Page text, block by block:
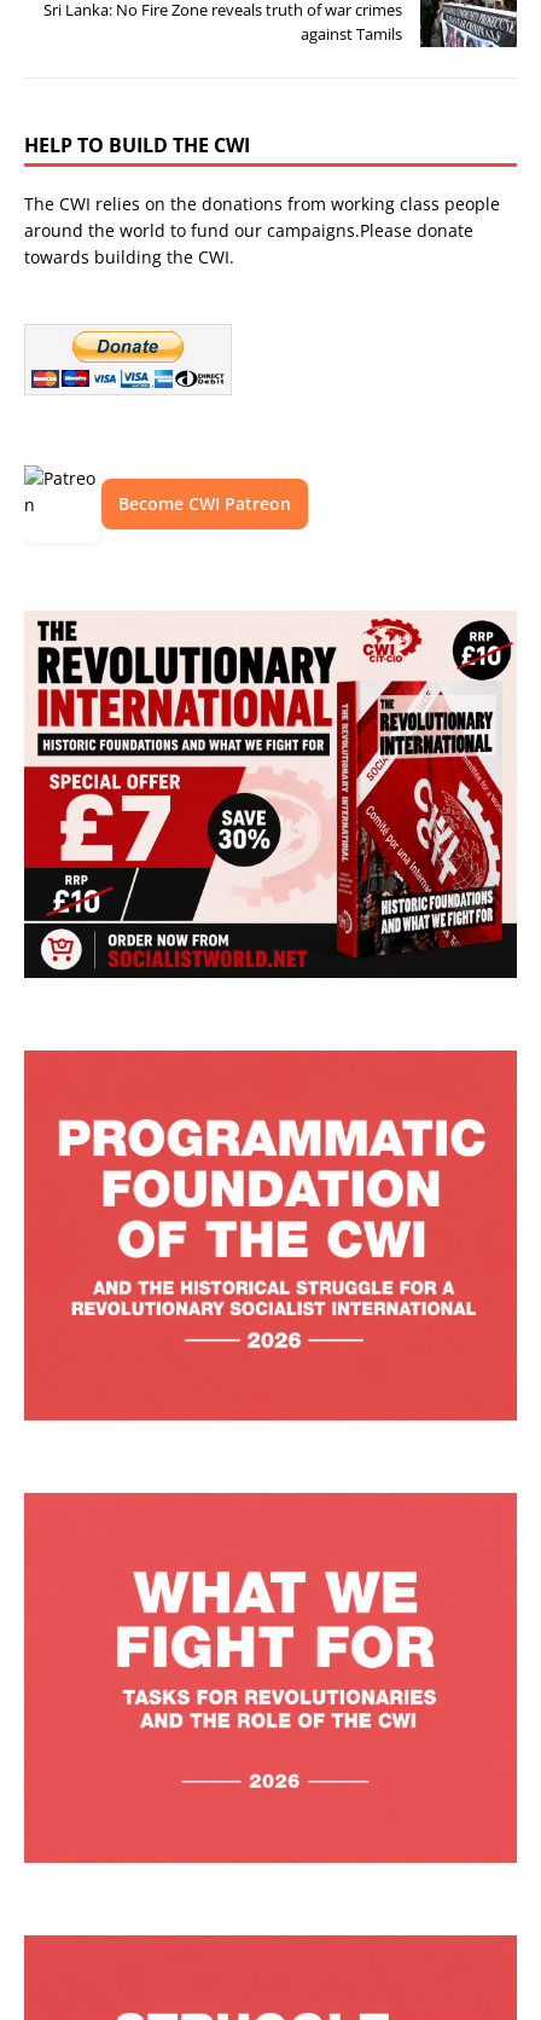
Sri Lanka: No Fire Zone reveals truth of war crimes
against Tamils
HELP TO BUILD THE CWI
The CWI relies on the donations from working class people
around the world to fund our campaigns.Please donate
towards building the CWI.
Become CWI Patreon